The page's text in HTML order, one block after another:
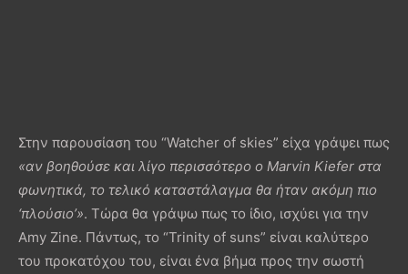
Στην παρουσίαση του “Watcher of skies” είχα γράψει πως
«αν βοηθούσε και λίγο περισσότερο ο Marvin Kiefer στα
φωνητικά, το τελικό καταστάλαγμα θα ήταν ακόμη πιο
‘πλούσιο’». Τώρα θα γράψω πως το ίδιο, ισχύει για την
Amy Zine. Πάντως, το “Trinity of suns” είναι καλύτερο
του προκατόχου του, είναι ένα βήμα προς την σωστή